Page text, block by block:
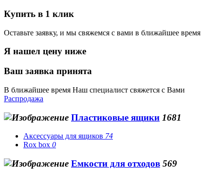
Купить в 1 клик
Оставьте заявку, и мы свяжемся с вами в ближайшее время
Я нашел цену ниже
Ваш заявка принята
В ближайшее время Наш специалист свяжется с Вами
Распродажа
Пластиковые ящики 1681
Аксессуары для ящиков 74
Rox box 0
Емкости для отходов 569